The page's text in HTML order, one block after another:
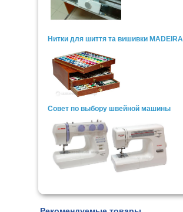
Нитки для шиття та вишивки MADEIRA
Совет по выбору швейной машины